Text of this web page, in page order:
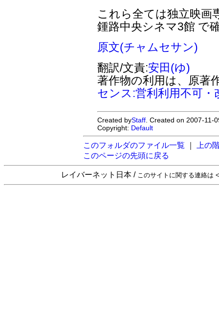
これら全ては独立映画
鍾路中央シネマ3館 で
原文(チャムセサン)
翻訳/文責:安田(ゆ)
著作物の利用は、原著
センス:営利利用不可・
Created byStaff . Created on 2007-
Copyright: Default
このフォルダのファイル一覧
上の
このページの先頭に戻る
レイバーネット日本 / このサイトに関する連絡は